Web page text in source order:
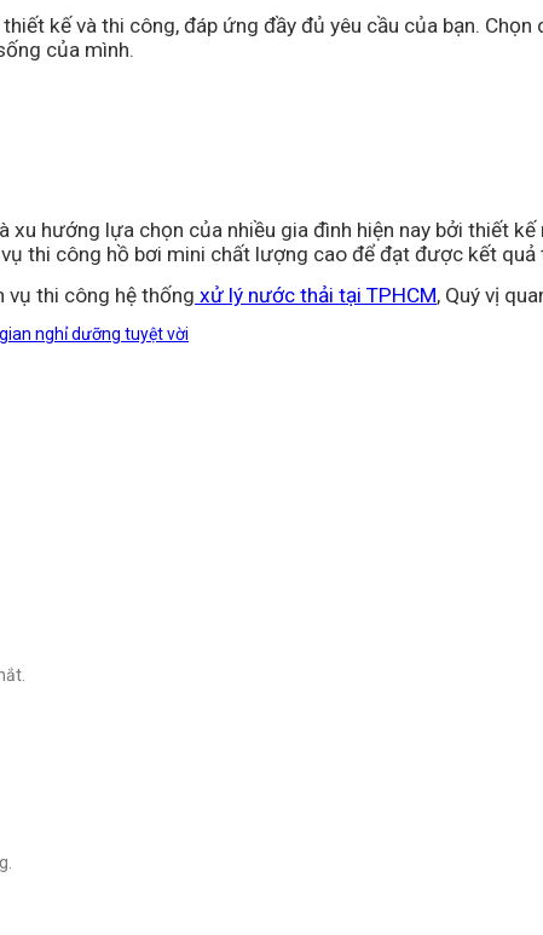
kế và thi công, đáp ứng đầy đủ yêu cầu của bạn.
của mình.
xu hướng lựa chọn của nhiều gia đình hiện nay bởi thiết
thi công hồ bơi mini chất lượng cao để đạt được kết quả
vụ thi công hệ thống xử lý nước thải tại TPHCM, Quý vị
nghỉ dưỡng tuyệt vời